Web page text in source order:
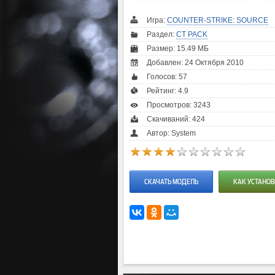
Игра: COUNTER-STRIKE: SOURCE
Раздел: CT PACK
Размер: 15.49 МБ
Добавлен: 24 Октября 2010
Голосов: 57
Рейтинг: 4.9
Просмотров: 3243
Скачиваний: 424
Автор: System
СКАЧАТЬ МОДЕЛЬ КАК